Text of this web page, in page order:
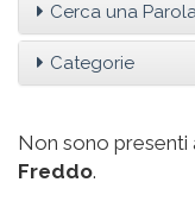
Cerca una
Categorie
Non sono presenti
Freddo.